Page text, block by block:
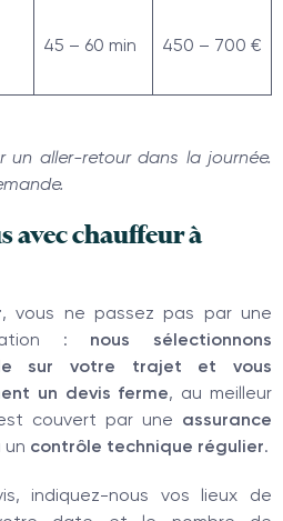
45 – 60 min 450 – 700 €
un aller-retour dans la journée.
avec chauffeur à
, vous ne passez pas par une
: nous sélectionnons
sur votre trajet et vous
un devis ferme, au meilleur
couvert par une assurance
un contrôle technique régulier.
indiquez-nous vos lieux de